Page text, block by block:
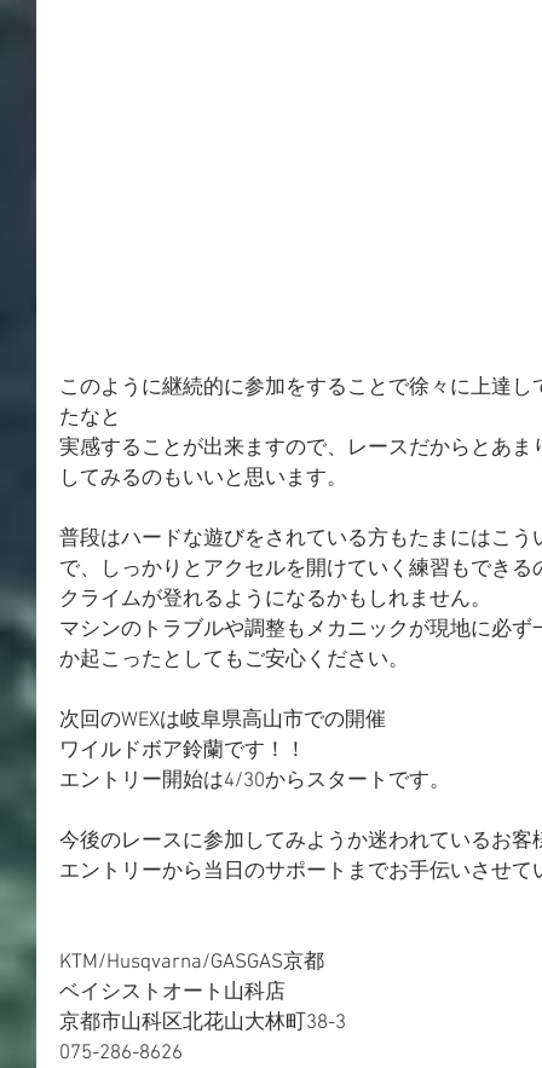
このように継続的に参加をすることで徐々に上達
たなと
実感することが出来ますので、レースだからとあ
してみるのもいいと思います。
普段はハードな遊びをされている方もたまにはこ
で、しっかりとアクセルを開けていく練習もでき
クライムが登れるようになるかもしれません。
マシンのトラブルや調整もメカニックが現地に必
か起こったとしてもご安心ください。
次回のWEXは岐阜県高山市での開催
ワイルドボア鈴蘭です！！
エントリー開始は4/30からスタートです。
今後のレースに参加してみようか迷われているお
エントリーから当日のサポートまでお手伝いさせて
KTM/Husqvarna/GASGAS京都
ベイシストオート山科店
京都市山科区北花山大林町38-3
075-286-8626